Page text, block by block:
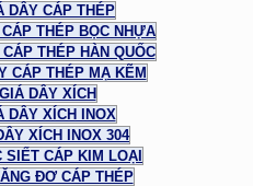
DÂY CÁP THÉP
THÉP BỌC NHỰA
THÉP HÀN QUỐC
CÁP THÉP MẠ KẼM
DÂY XÍCH
DÂY XÍCH INOX
XÍCH INOX 304
SIẾT CÁP KIM LOẠI
ĐƠ CÁP THÉP